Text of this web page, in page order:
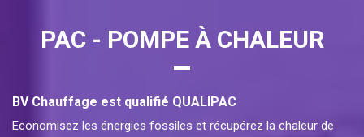
PAC - POMPE À CHALEUR
BV Chauffage est qualifié QUALIPAC
Economisez les énergies fossiles et récupérez la chaleur de